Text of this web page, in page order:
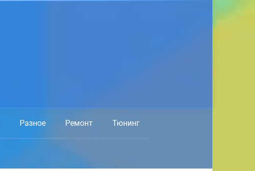
Разное Ремонт Тюнинг